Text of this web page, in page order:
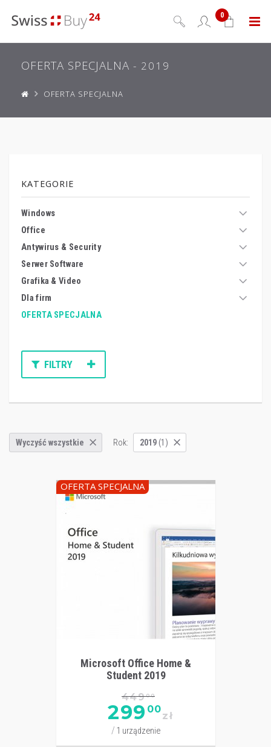
Menu
0
OFERTA SPECJALNA - 2019
OFERTA SPECJALNA
KATEGORIE
Windows
Office
Antywirus & Security
Serwer Software
Grafika & Video
Dla firm
OFERTA SPECJALNA
FILTRY
Wyczyść wszystkie Rok: 2019(1)
OFERTA SPECJALNA
Microsoft Office Home &
Student 2019
44900
299 00
zł
1 urządzenie